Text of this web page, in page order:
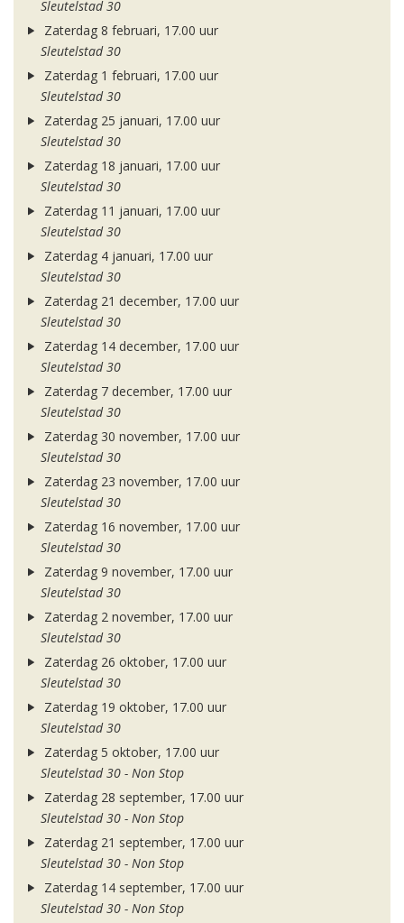
Sleutelstad 30
Zaterdag 8 februari, 17.00 uur
Sleutelstad 30
Zaterdag 1 februari, 17.00 uur
Sleutelstad 30
Zaterdag 25 januari, 17.00 uur
Sleutelstad 30
Zaterdag 18 januari, 17.00 uur
Sleutelstad 30
Zaterdag 11 januari, 17.00 uur
Sleutelstad 30
Zaterdag 4 januari, 17.00 uur
Sleutelstad 30
Zaterdag 21 december, 17.00 uur
Sleutelstad 30
Zaterdag 14 december, 17.00 uur
Sleutelstad 30
Zaterdag 7 december, 17.00 uur
Sleutelstad 30
Zaterdag 30 november, 17.00 uur
Sleutelstad 30
Zaterdag 23 november, 17.00 uur
Sleutelstad 30
Zaterdag 16 november, 17.00 uur
Sleutelstad 30
Zaterdag 9 november, 17.00 uur
Sleutelstad 30
Zaterdag 2 november, 17.00 uur
Sleutelstad 30
Zaterdag 26 oktober, 17.00 uur
Sleutelstad 30
Zaterdag 19 oktober, 17.00 uur
Sleutelstad 30
Zaterdag 5 oktober, 17.00 uur
Sleutelstad 30 - Non Stop
Zaterdag 28 september, 17.00 uur
Sleutelstad 30 - Non Stop
Zaterdag 21 september, 17.00 uur
Sleutelstad 30 - Non Stop
Zaterdag 14 september, 17.00 uur
Sleutelstad 30 - Non Stop